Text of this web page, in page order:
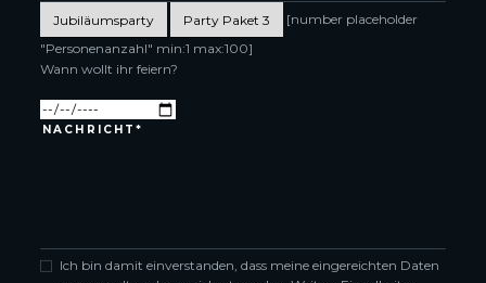
[number placeholder
"Personenanzahl" min:1 max:100]
Wann wollt ihr feiern?
Ich bin damit einverstanden, dass meine eingereichten Daten